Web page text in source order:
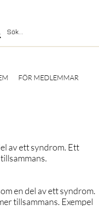
FÖR MEDLEMMAR
av ett syndrom. Ett
en del av ett syndrom.
tillsammans. Exempel